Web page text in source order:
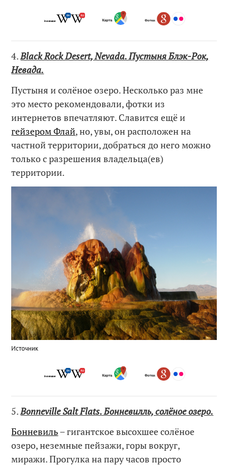
4.Black Rock Desert, Nevada. Пустыня Блэк-Рок,
Невада.
Пустыня и солёное озеро. Несколько раз мне
это место рекомендовали, фотки из
интернетов впечатляют. Славится ещё и
гейзером Флай, но, увы, он расположен на
частной территории, добраться до него можно
только с разрешения владельца(ев)
территории.
Источник
5.Bonneville Salt Flats. Бонневилль, солёное озеро.
Бонневиль– гигантское высохшее солёное
озеро, неземные пейзажи, горы вокруг,
миражи. Прогулка на пару часов просто